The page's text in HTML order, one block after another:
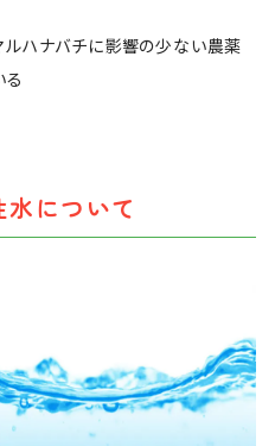
ハナバチに影響の少ない農薬
る
について